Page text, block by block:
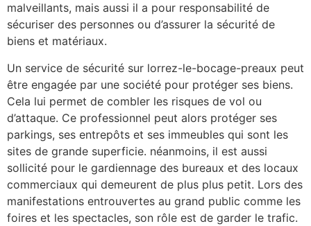
malveillants, mais aussi il a pour responsabilité de
sécuriser des personnes ou d’assurer la sécurité de
biens et matériaux.
Un service de sécurité sur lorrez-le-bocage-preaux peut
être engagée par une société pour protéger ses biens.
Cela lui permet de combler les risques de vol ou
d’attaque. Ce professionnel peut alors protéger ses
parkings, ses entrepôts et ses immeubles qui sont les
sites de grande superficie. néanmoins, il est aussi
sollicité pour le gardiennage des bureaux et des locaux
commerciaux qui demeurent de plus plus petit. Lors des
manifestations entrouvertes au grand public comme les
foires et les spectacles, son rôle est de garder le trafic.